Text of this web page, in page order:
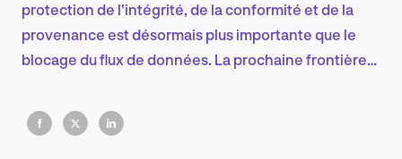
FR
protection de l'intégrité, de la conformité et de la
provenance est désormais plus importante que le
blocage du flux de données. La prochaine frontière
lui-même.